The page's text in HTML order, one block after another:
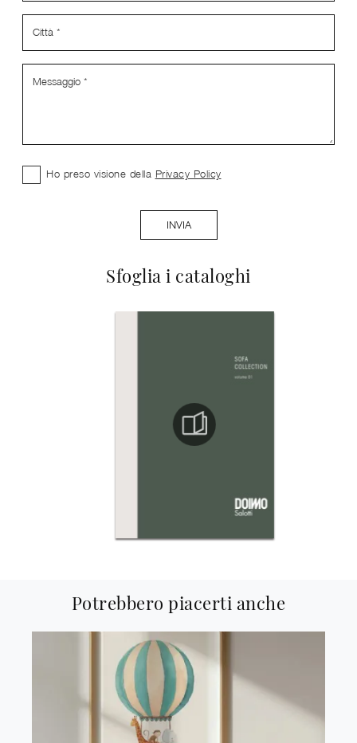
Sfoglia i cataloghi
Ho preso visione della Privacy Policy
INVIA
Potrebbero piacerti anche